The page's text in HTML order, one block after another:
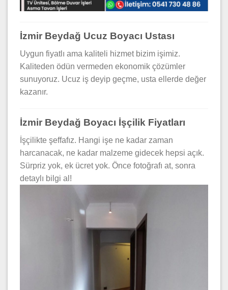
İzmir Beydağ Ucuz Boyacı Ustası
Uygun fiyatlı ama kaliteli hizmet bizim işimiz.
Kaliteden ödün vermeden ekonomik çözümler
sunuyoruz. Ucuz iş deyip geçme, usta ellerde değer
kazanır.
İzmir Beydağ Boyacı İşçilik Fiyatları
İşçilikte şeffafız. Hangi işe ne kadar zaman
harcanacak, ne kadar malzeme gidecek hepsi açık.
Sürpriz yok, ek ücret yok. Önce fotoğrafı at, sonra
detaylı bilgi al!